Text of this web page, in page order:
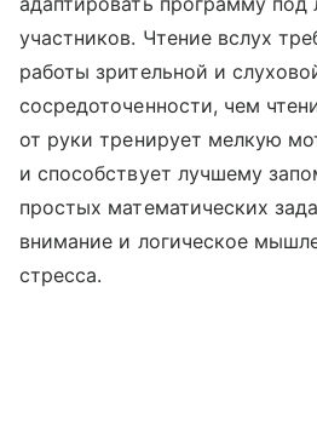
участников. Чтение вслух
работы зрительной и
сосредоточенности, чем
от руки тренирует мелкую
и способствует лучшему
простых математических
внимание и логическое
стресса.